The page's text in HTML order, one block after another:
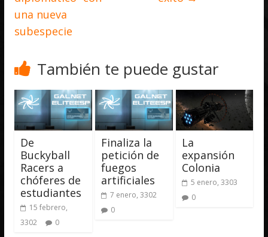
una nueva
subespecie
También te puede gustar
De
Buckyball
Racers a
chóferes de
estudiantes
15 febrero,
3302
0
Finaliza la
petición de
fuegos
artificiales
7 enero, 3302
0
La
expansión
Colonia
5 enero, 3303
0